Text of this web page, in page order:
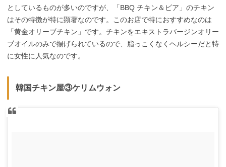
としているものが多いのですが、「BBQ チキン＆ビア」のチキン
はその特徴が特に顕著なのです。このお店で特におすすめなのは
「黄金オリーブチキン」です。チキンをエキストラバージンオリー
ブオイルのみで揚げられているので、脂っこくなくヘルシーだと特
に女性に人気なのです。
韓国チキン屋③ケリムウォン